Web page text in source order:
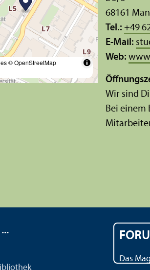
© OpenStreetMap
68161
Tel.: +49
E-Mail:
Web:
Wir sind
Bei einem
Das